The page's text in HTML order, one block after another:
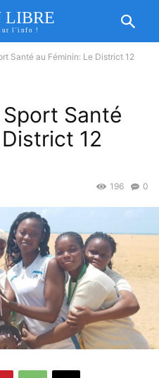
LIBRE
l'info !
Santé au Féminin: Le District 12
Sport Santé
12
0
196